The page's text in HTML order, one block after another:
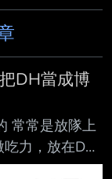
DH當成博
常常是放隊上
力，放在DH
到現在的王24